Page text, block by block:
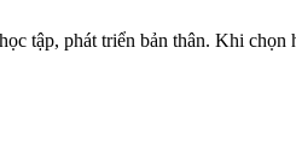
tập, phát triển bản thân. Khi